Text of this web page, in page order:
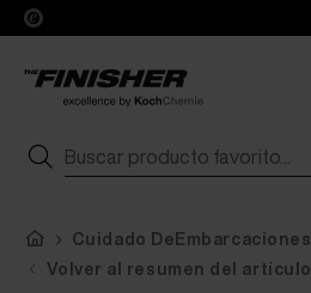
Cuidado DeEmbarcaciones
Volver al resumen del artículo